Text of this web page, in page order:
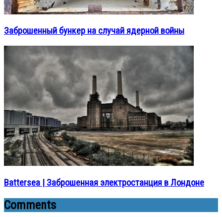
Заброшенный бункер на случай ядерной войны
Battersea | Заброшенная электростанция в Лондоне
Comments